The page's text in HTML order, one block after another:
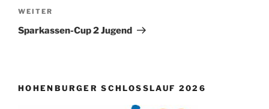
Nächster
Beitrag
WEITER
Sparkassen-Cup 2 Jugend
HOHENBURGER SCHLOSSLAUF 2026